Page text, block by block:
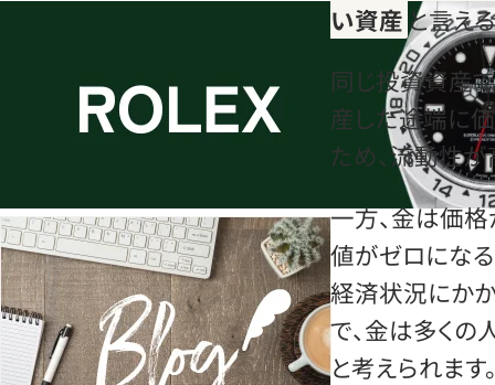
い資産 と言え
同じ投資資産
産した途端に
ため、流動性
一方、金は価格
値がゼロにな
経済状況にか
で、金は多く
と考えられます